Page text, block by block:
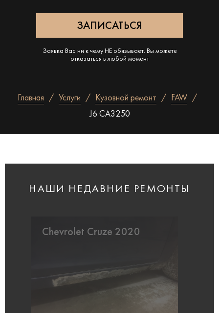
Заявка Вас ни к чему НЕ обязывает. Вы можете
отказаться в любой момент
Главная Услуги Кузовной ремонт
FAW
J6 CA3250
НАШИ НЕДАВНИЕ РЕМОНТЫ
Chevrolet Cruze 2020